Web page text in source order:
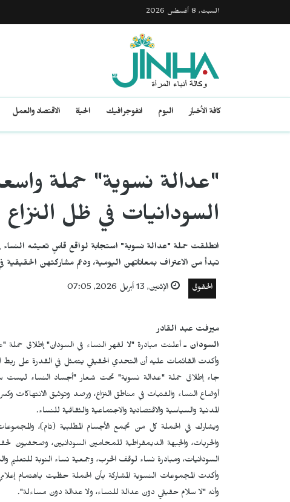
السبت, 8 أغسطس 2026
كافة الأخبار اليوم انفوجرافيك الحياة الاقتصاد والعمل
"عدالة نسوية" حملة
السودانيات في ظل النزاع
انطلقت حملة "عدالة نسوية" استجابة لواقع قاسٍ تعيشه
تبدأ من الاعتراف بمعاناتهن اليومية، ودعم مشاركتهن الحقيقية
الحقوق الإثنين, 13 أبريل 2026, 07:05
ميرفت عبد القادر
السودان ـأعلنت مبادرة "لا لقهر النساء في السودان" إطلاق
وأكدت القائمات عليه أن التحدي الحقيقي يتمثل في القدرة على ربط
جاء إطلاق حملة "عدالة نسوية" تحت شعار "أجساد النساء
أوضاع النساء والفتيات في مناطق النزاع، ورصد وتوثيق الانتهاكات
المدنية والسياسية والاقتصادية والاجتماعية والثقافية للنساء.
ويشارك في الحملة كل من تجمع الأجسام المطلبية (تام)،
والحريات، والجبهة الديمقراطية للمحامين السودانيين، وصحفيون
السودانيات، ومبادرة نساء لوقف الحرب، وجمعية نساء النوبة للتعليم
وأكدت المجموعات النسوية المشاركة بأن الحملة حظيت باهتمام
وأنه "لا سلام حقيقي دون عدالة للنساء، ولا عدالة دون مساءلة".